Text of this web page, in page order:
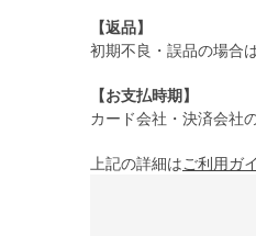
【返品】
初期不良・誤品の場合
【お支払時期】
カード会社・決済会社
上記の詳細はご利用ガ